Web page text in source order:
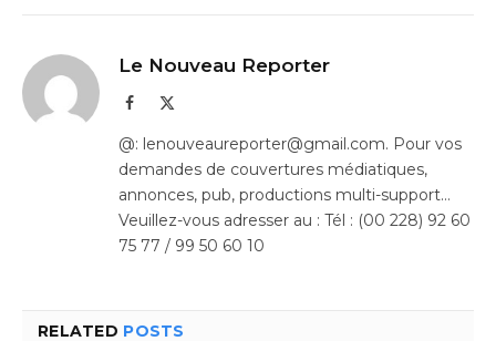
Le Nouveau Reporter
Facebook
@: lenouveaureporter@gmail.com. Pour vos
demandes de couvertures médiatiques,
annonces, pub, productions multi-support…
Veuillez-vous adresser au : Tél : (00 228) 92 60
75 77 / 99 50 60 10
RELATED POSTS